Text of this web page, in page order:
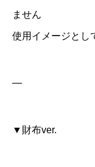
ません
使用イメージとし
—
▼財布ver.